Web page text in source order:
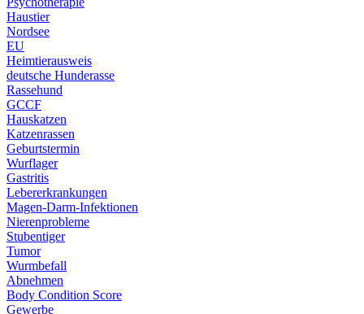
Haustier
Nordsee
EU
Heimtierausweis
deutsche Hunderasse
Rassehund
GCCF
Hauskatzen
Katzenrassen
Geburtstermin
Wurflager
Gastritis
Lebererkrankungen
Magen-Darm-Infektionen
Nierenprobleme
Stubentiger
Tumor
Wurmbefall
Abnehmen
Body Condition Score
Gewerbe